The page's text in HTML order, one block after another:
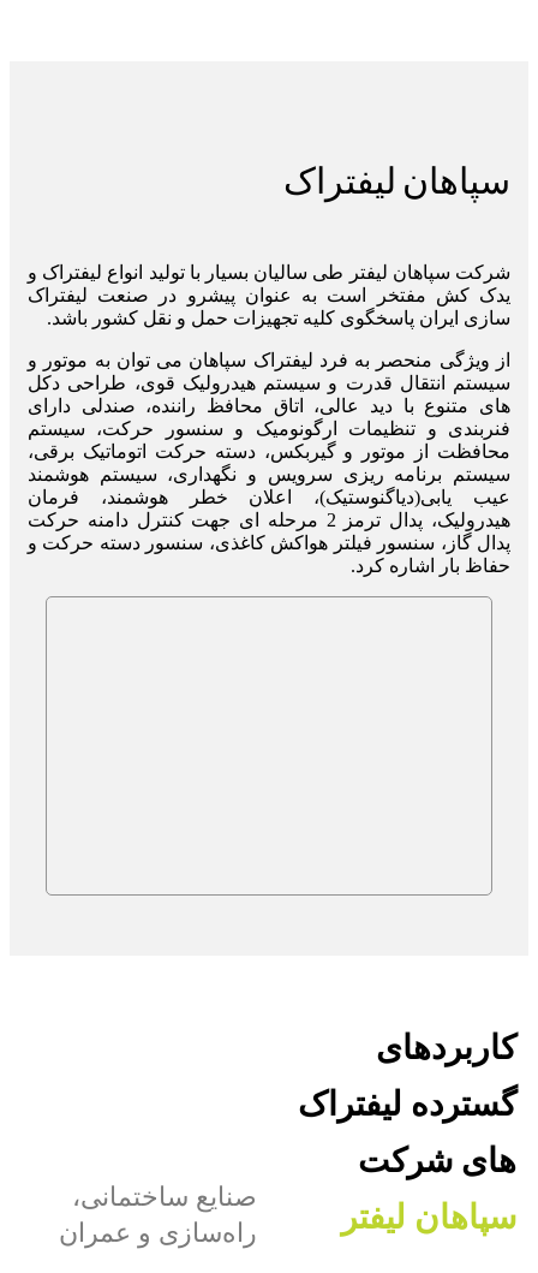
سپاهان لیفتراک
شرکت سپاهان لیفتر طی سالیان بسیار با تولید انواع لیفتراک و
یدک کش مفتخر است به عنوان پیشرو در صنعت لیفتراک
سازی ایران پاسخگوی کلیه تجهیزات حمل و نقل کشور باشد.
از ویژگی منحصر به فرد لیفتراک سپاهان می توان به موتور و
سیستم انتقال قدرت و سیستم هیدرولیک قوی، طراحی دکل
های متنوع با دید عالی، اتاق محافظ راننده، صندلی دارای
فنربندی و تنظیمات ارگونومیک و سنسور حرکت، سیستم
محافظت از موتور و گیربکس، دسته حرکت اتوماتیک برقی،
سیستم برنامه ریزی سرویس و نگهداری، سیستم هوشمند
عیب یابی(دیاگنوستیک)، اعلان خطر هوشمند، فرمان
هیدرولیک، پدال ترمز 2 مرحله ای جهت کنترل دامنه حرکت
پدال گاز، سنسور فیلتر هواکش کاغذی، سنسور دسته حرکت و
حفاظ بار اشاره کرد.
کاربردهای
گسترده لیفتراک
های شرکت
سپاهان لیفتر
صنایع ساختمانی،
راه‌سازی و عمران